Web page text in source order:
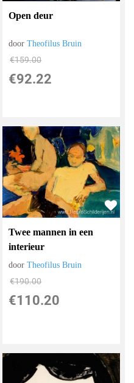
Open deur
doorTheofilus Bruin
€159.00
€92.22
Twee mannen in een
interieur
doorTheofilus Bruin
€190.00
€110.20